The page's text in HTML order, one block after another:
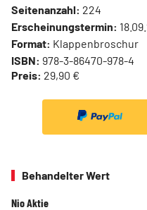
Seitenanzahl: 224
Erscheinungstermin:
Format: Klappenbroschur
ISBN: 978-3-86470-978-4
Preis: 29,90 €
Behandelter Wert
Nio Aktie